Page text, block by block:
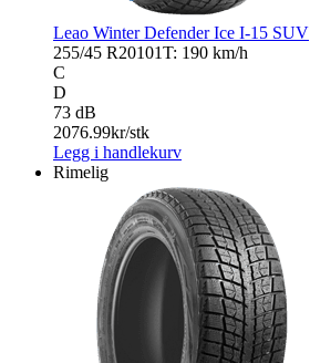
Leao Winter Defender Ice I-15 SUV
255/45 R20101T: 190 km/h
C
D
73 dB
2076.99kr/stk
Legg i handlekurv
Rimelig